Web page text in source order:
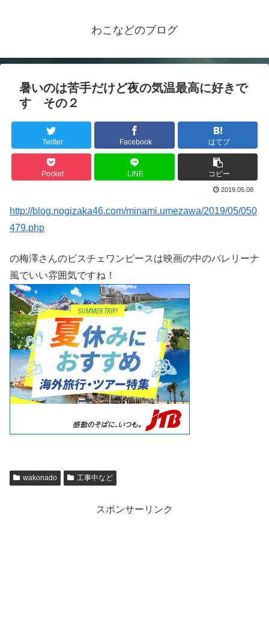
わこなどのブログ
暑いのは苦手だけど夜の気温最高に好きで
す その２
Twitter Facebook はてブ
Pocket LINE コピー
2019.05.08
http://blog.nogizaka46.com/minami.umezawa/2019/05/050
479.php
の梅澤さんのビスチェワンピースは映画の中のバレリーナ
風でいい雰囲気ですね！
wakonado 工事中など
スポンサーリンク